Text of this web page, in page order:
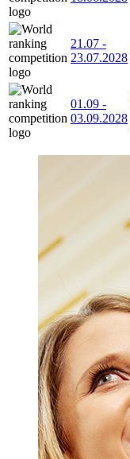
21.07 -
23.07.2028
01.09 -
03.09.2028